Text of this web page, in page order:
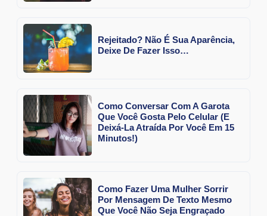
Rejeitado? Não É Sua Aparência,
Deixe De Fazer Isso…
Como Conversar Com A Garota
Que Você Gosta Pelo Celular (E
Deixá-La Atraída Por Você Em 15
Minutos!)
Como Fazer Uma Mulher Sorrir
Por Mensagem De Texto Mesmo
Que Você Não Seja Engraçado